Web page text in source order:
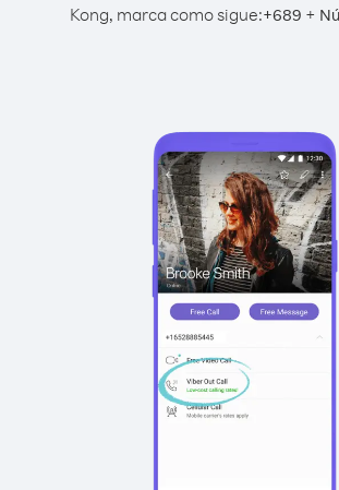
Kong, marca como sigue:+689 +